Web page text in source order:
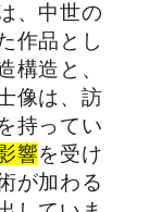
、中世の
作品とし
構造と、
像は、訪
持ってい
響を受け
が加わる